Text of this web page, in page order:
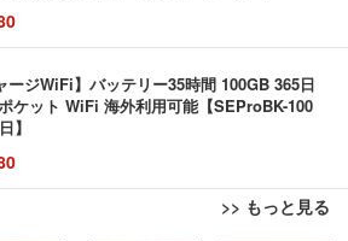
【SEProWH-100GB/365日】
ージWiFi】バッテリー35時間 100GB 365日
ケット WiFi 海外利用可能【SEProBK-100
】
>> もっと見る